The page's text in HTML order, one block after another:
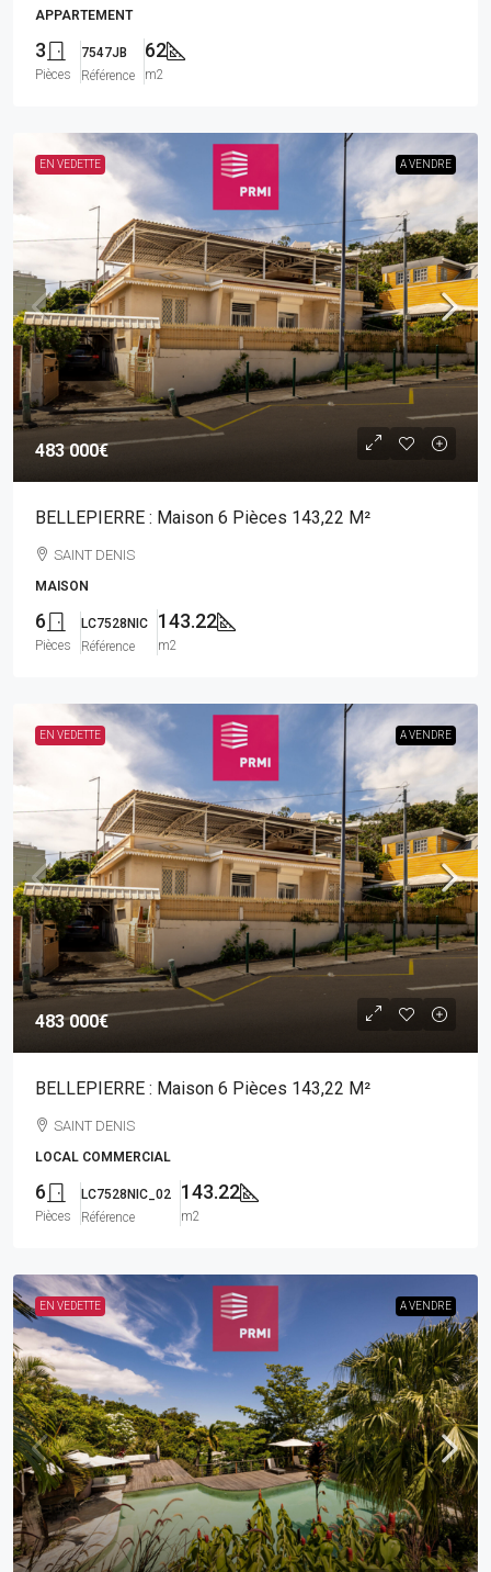
APPARTEMENT
3
Pièces
7547JB
Référence
62
m2
EN VEDETTE A VENDRE
483 000€
BELLEPIERRE : Maison 6 Pièces 143,22 M²
SAINT DENIS
MAISON
6
Pièces
LC7528NIC
Référence
143.22
m2
EN VEDETTE A VENDRE
483 000€
BELLEPIERRE : Maison 6 Pièces 143,22 M²
SAINT DENIS
LOCAL COMMERCIAL
6
Pièces
LC7528NIC_02
Référence
143.22
m2
EN VEDETTE A VENDRE